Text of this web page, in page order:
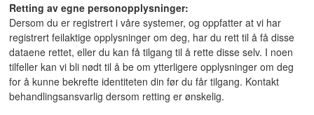
Retting av egne personopplysninger:
Dersom du er registrert i våre systemer, og oppfatter at vi har
registrert feilaktige opplysninger om deg, har du rett til å få disse
dataene rettet, eller du kan få tilgang til å rette disse selv. I noen
tilfeller kan vi bli nødt til å be om ytterligere opplysninger om deg
for å kunne bekrefte identiteten din før du får tilgang. Kontakt
behandlingsansvarlig dersom retting er ønskelig.